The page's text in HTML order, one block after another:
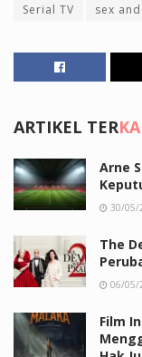
Serial TV
sex
ARTIKEL TER
Arne
30/05/
The
06/05/
Film